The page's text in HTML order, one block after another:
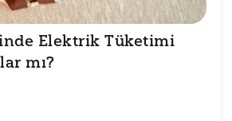
Elektrik Tüketimi
mı?